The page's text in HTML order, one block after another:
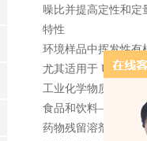
噪比并提高定性和定
特性
环境样品中挥发性有
尤其适用于 U.S. EPA
工业化学物质分析
食品和饮料——酒类
药物残留溶剂，按照